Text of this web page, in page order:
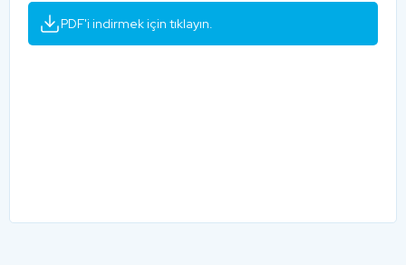
PDF'i indirmek için tıklayın.